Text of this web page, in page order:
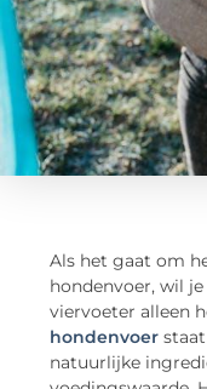
Als het gaat om
hondenvoer, wil
viervoeter alleen
hondenvoer
natuurlijke